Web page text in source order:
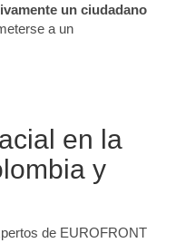
un ciudadano
a un
en la
y
de EUROFRONT